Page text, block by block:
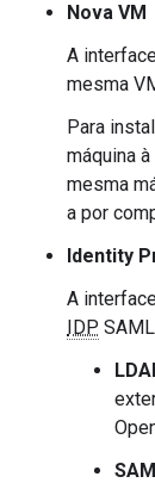
Nova VM
A
mesma
Para
máquina
mesma
a por
Identity
A
IDP